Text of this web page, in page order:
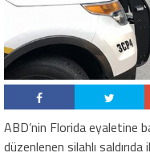
ABD’nin Florida eyaletine
düzenlenen silahlı